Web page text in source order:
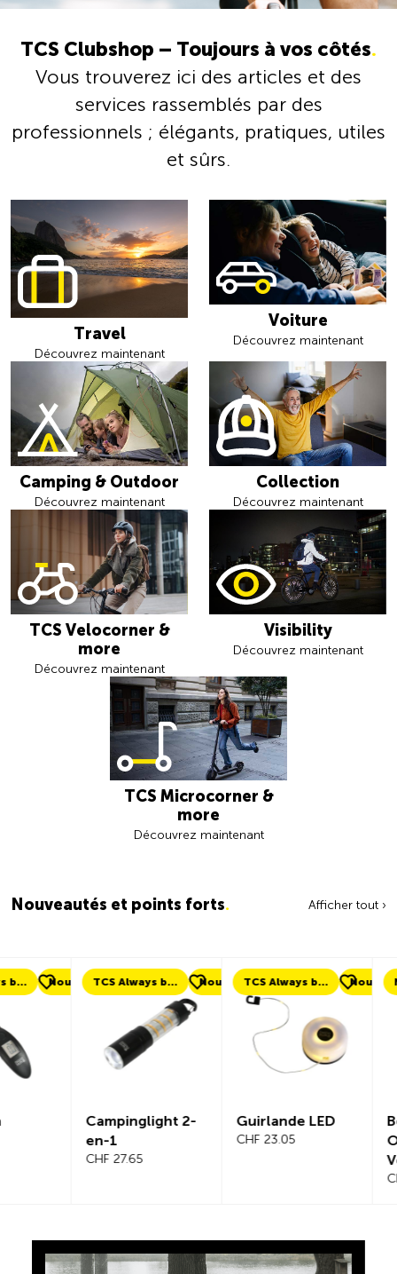
TCS Clubshop – Toujours à vos côtés.
Vous trouverez ici des articles et des
services rassemblés par des
professionnels ; élégants, pratiques, utiles
et sûrs.
Travel
Découvrez maintenant
Voiture
Découvrez maintenant
Camping & Outdoor
Découvrez maintenant
Collection
Découvrez maintenant
TCS Velocorner &
more
Découvrez maintenant
Visibility
Découvrez maintenant
TCS Microcorner &
more
Découvrez maintenant
Nouveautés et points forts. Afficher tout ›
TCS Always by my side Nouveau
Campinglight 2-
TCS Always by my side Nouveau
Guirlande LED
Nouveau
Beeline
Vélo
CHF 101.65